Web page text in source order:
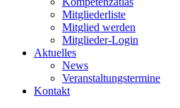
Mitgliederliste
Mitglied werden
Mitglieder-Login
Aktuelles
News
Veranstaltungstermine
Kontakt